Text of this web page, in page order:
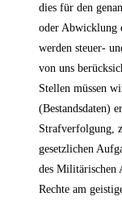
dies für den
oder Abwicklung
werden steuer-
von uns
Stellen müssen
(Bestandsdaten)
Strafverfolgung,
gesetzlichen
des Militärischen
Rechte am